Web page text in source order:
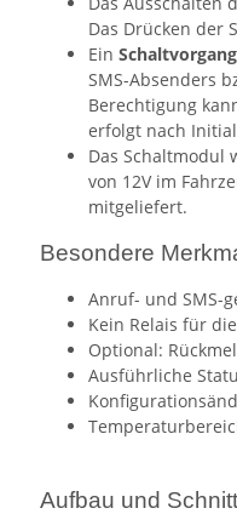
Das Drücken der
Ein
SMS-Absenders
Berechtigung
erfolgt nach
Das Schaltmodul
von 12V im
mitgeliefert.
Besondere
Anruf- und SMS-
Kein Relais für
Optional:
Ausführliche
Aufbau und